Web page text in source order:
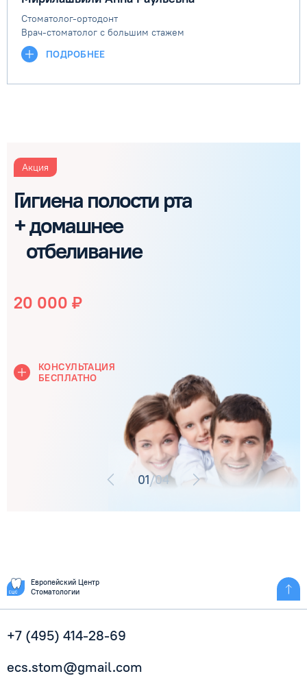
Стоматолог-ортодонт
Врач-стоматолог с большим стажем
ПОДРОБНЕЕ
Акция
Гигиена полости рта
+ домашнее
отбеливание
20 000 ₽
КОНСУЛЬТАЦИЯ
БЕСПЛАТНО
01/04
Европейский Центр
Стоматологии
+7 (495) 414-28-69
ecs.stom@gmail.com